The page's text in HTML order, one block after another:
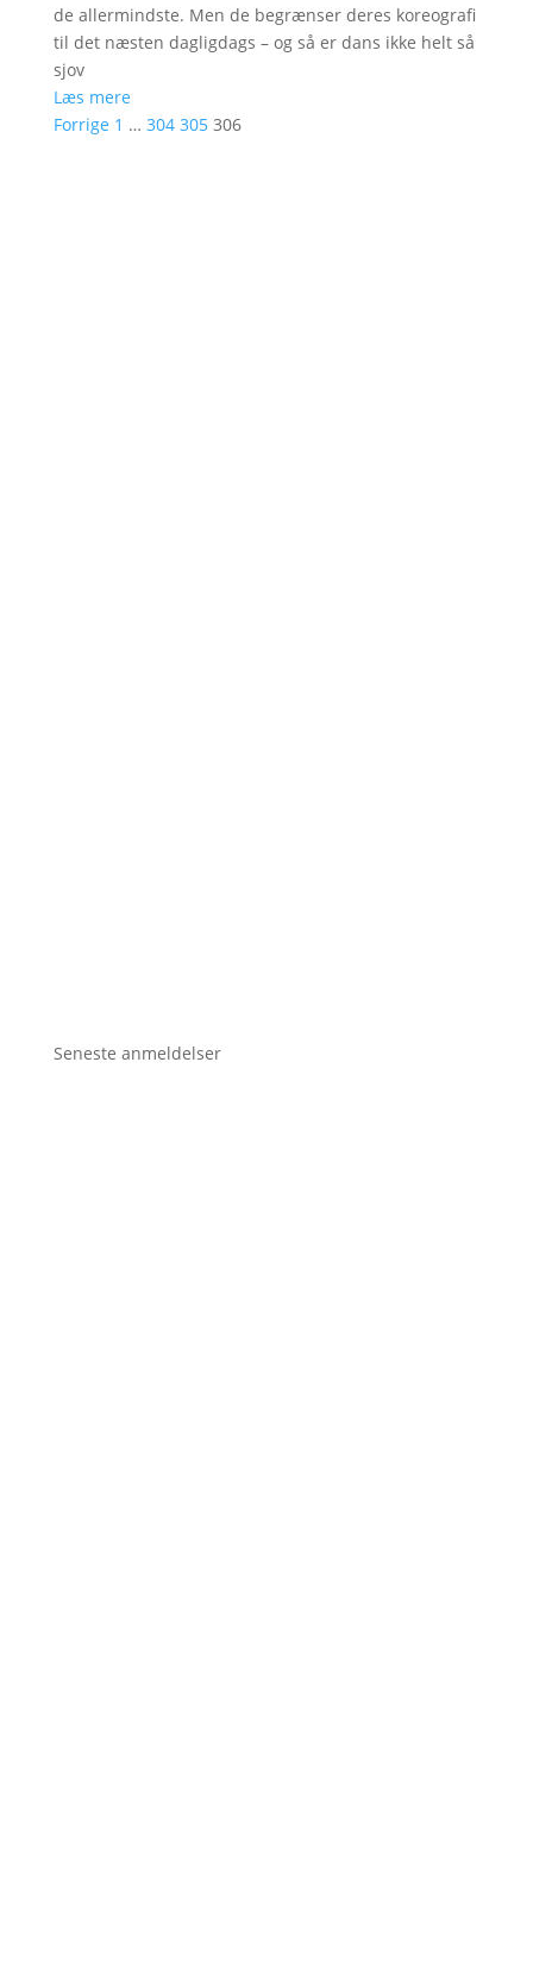
de allermindste. Men de begrænser deres koreografi
til det næsten dagligdags – og så er dans ikke helt så
sjov
Læs mere
Forrige 1 … 304 305 306
Seneste anmeldelser